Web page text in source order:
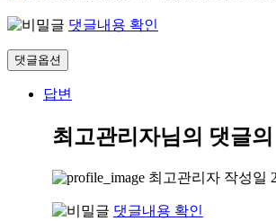
댓글내용 확인
댓글옵션
답변
최고관리자님의 댓글
최고관리자 작성일
댓글내용 확인